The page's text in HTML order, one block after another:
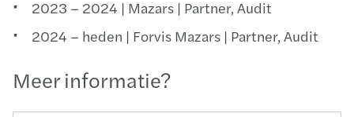
2023 – 2024 | Mazars | Partner, Audit
2024 – heden | Forvis Mazars | Partner, Audit
Meer informatie?